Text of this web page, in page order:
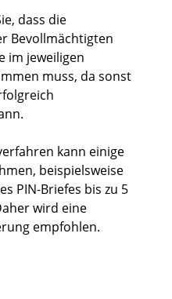
dass die
Bevollmächtigten
im jeweiligen
muss, da sonst
kann einige
beispielsweise
PIN-Briefes bis zu 5
wird eine
empfohlen.